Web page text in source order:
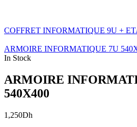
COFFRET INFORMATIQUE 9U +
ARMOIRE INFORMATIQUE 7U
In Stock
ARMOIRE
540X400
1,250Dh